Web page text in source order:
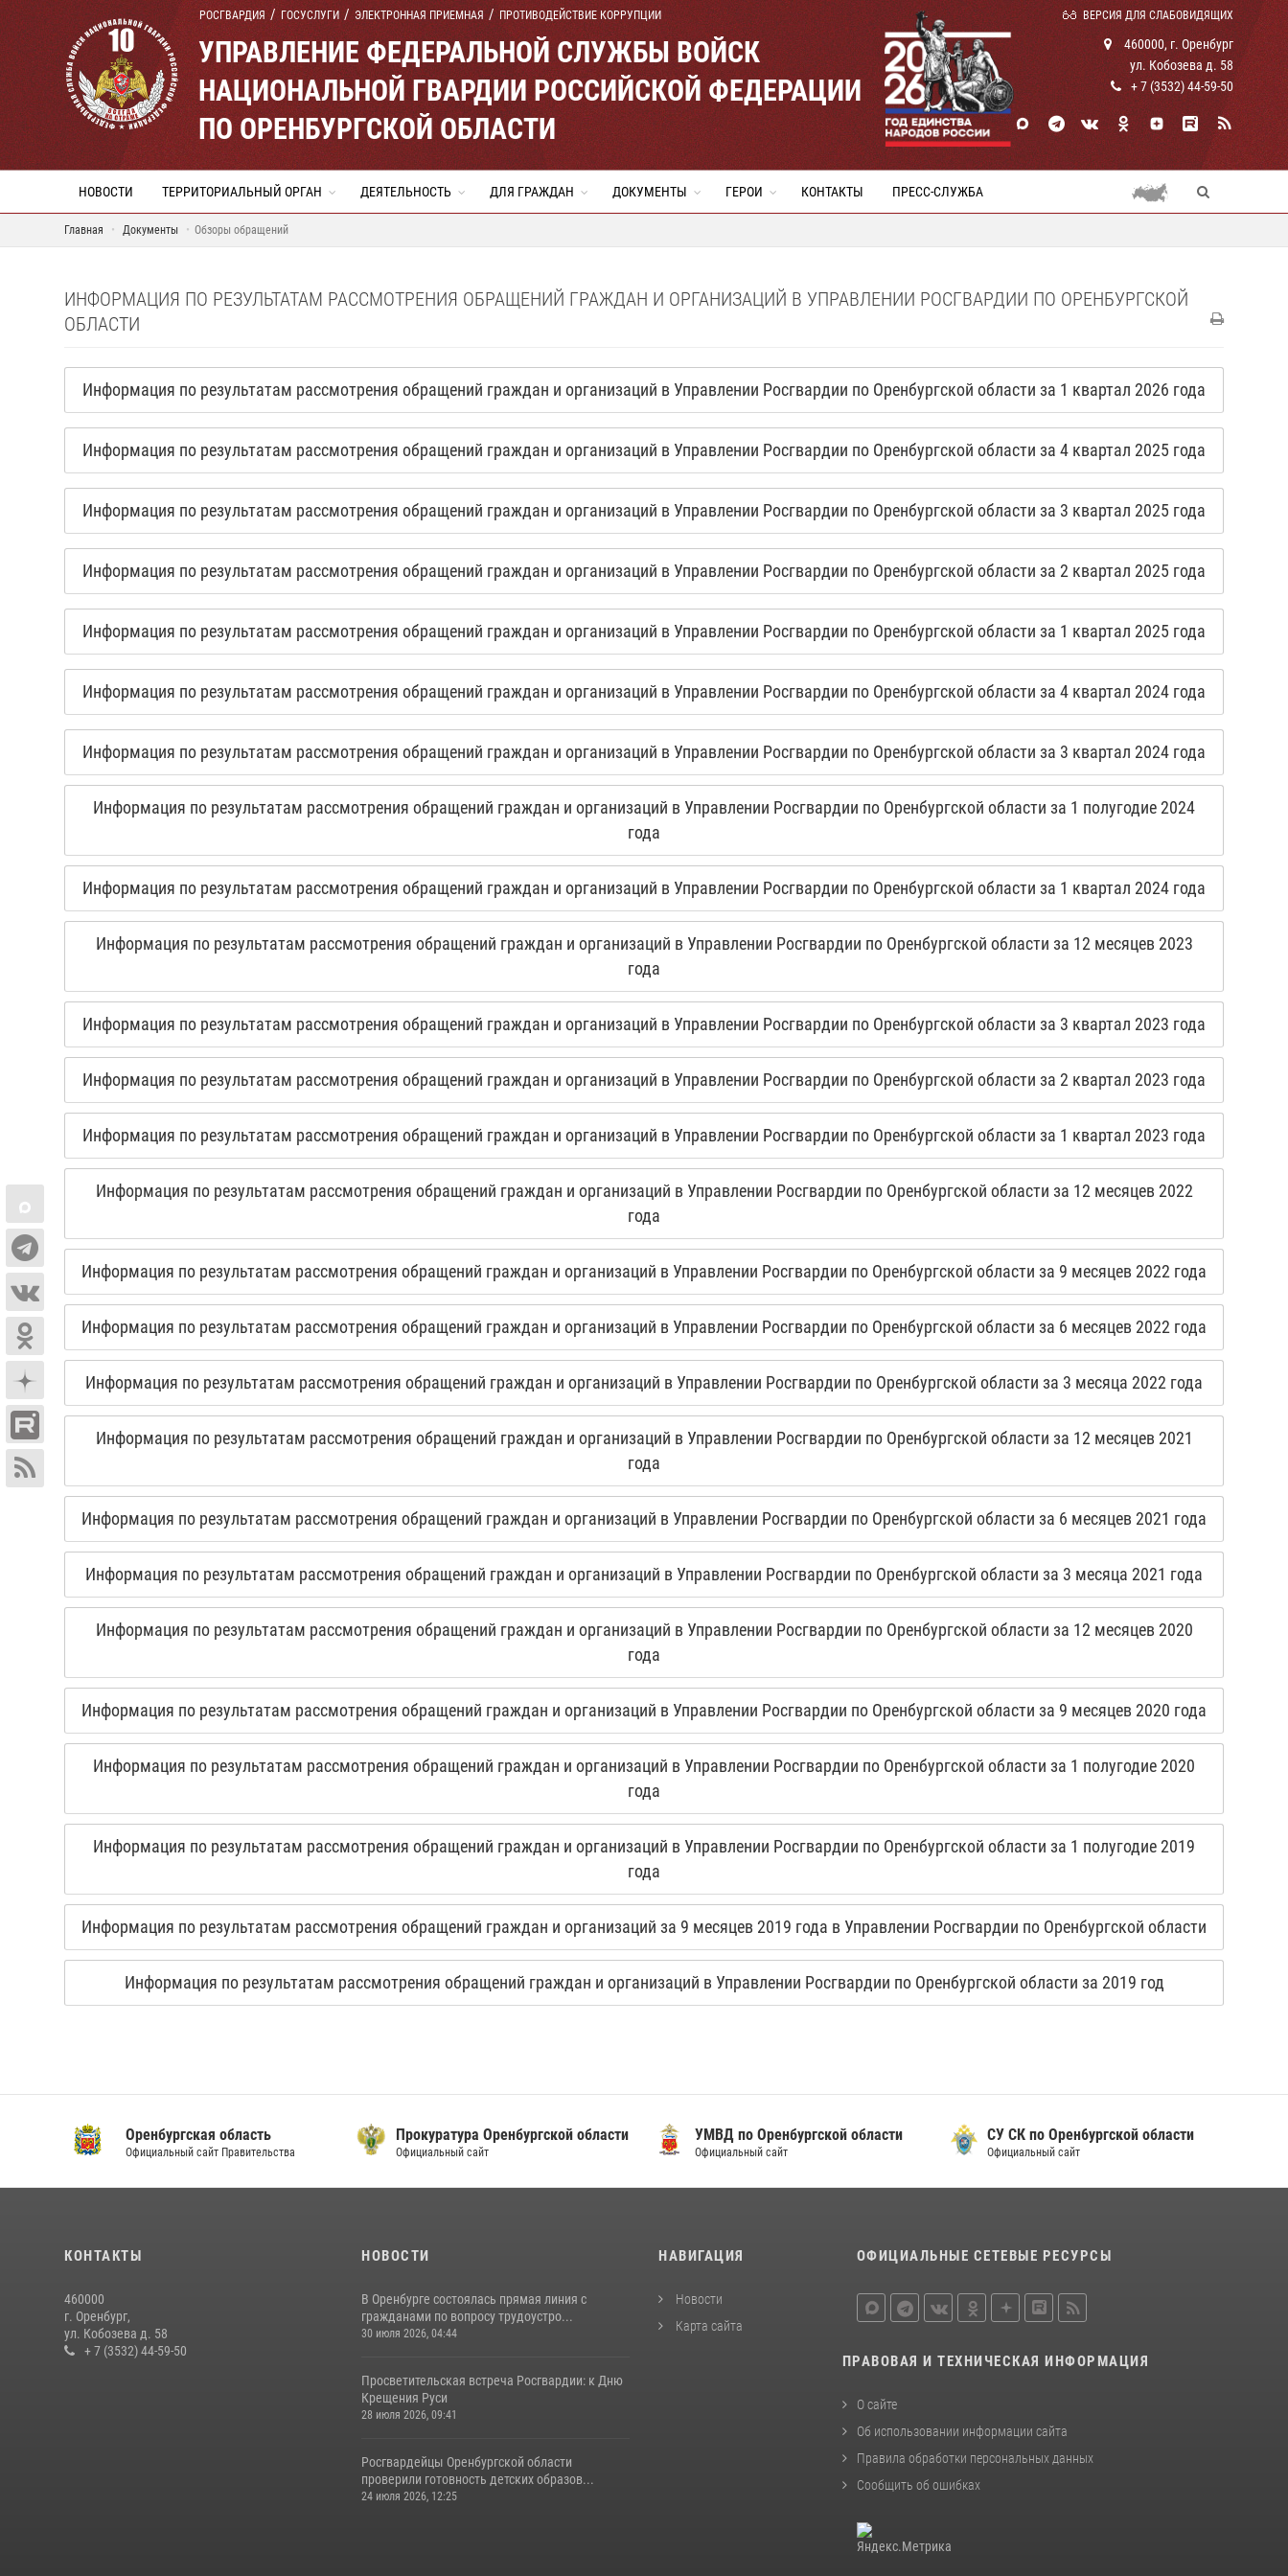
РОСГВАРДИЯ ГОСУСЛУГИ ЭЛЕКТРОННАЯ ПРИЕМНАЯ ПРОТИВОДЕЙСТВИЕ КОРРУПЦИИ ВЕРСИЯ ДЛЯ СЛАБОВИДЯЩИХ
УПРАВЛЕНИЕ ФЕДЕРАЛЬНОЙ СЛУЖБЫ ВОЙСК
НАЦИОНАЛЬНОЙ ГВАРДИИ РОССИЙСКОЙ ФЕДЕРАЦИИ
ПО ОРЕНБУРГСКОЙ ОБЛАСТИ
460000, г. Оренбург
ул. Кобозева д. 58
+ 7 (3532) 44-59-50
НОВОСТИ ТЕРРИТОРИАЛЬНЫЙ ОРГАН ДЕЯТЕЛЬНОСТЬ ДЛЯ ГРАЖДАН ДОКУМЕНТЫ ГЕРОИ КОНТАКТЫ ПРЕСС-СЛУЖБА
Главная Документы Обзоры обращений
ИНФОРМАЦИЯ ПО РЕЗУЛЬТАТАМ РАССМОТРЕНИЯ ОБРАЩЕНИЙ ГРАЖДАН И ОРГАНИЗАЦИЙ В УПРАВЛЕНИИ РОСГВАРДИИ ПО ОРЕНБУРГСКОЙ
ОБЛАСТИ
Информация по результатам рассмотрения обращений граждан и организаций в Управлении Росгвардии по Оренбургской области за 1 квартал 2026 года
Информация по результатам рассмотрения обращений граждан и организаций в Управлении Росгвардии по Оренбургской области за 4 квартал 2025 года
Информация по результатам рассмотрения обращений граждан и организаций в Управлении Росгвардии по Оренбургской области за 3 квартал 2025 года
Информация по результатам рассмотрения обращений граждан и организаций в Управлении Росгвардии по Оренбургской области за 2 квартал 2025 года
Информация по результатам рассмотрения обращений граждан и организаций в Управлении Росгвардии по Оренбургской области за 1 квартал 2025 года
Информация по результатам рассмотрения обращений граждан и организаций в Управлении Росгвардии по Оренбургской области за 4 квартал 2024 года
Информация по результатам рассмотрения обращений граждан и организаций в Управлении Росгвардии по Оренбургской области за 3 квартал 2024 года
Информация по результатам рассмотрения обращений граждан и организаций в Управлении Росгвардии по Оренбургской области за 1 полугодие 2024
года
Информация по результатам рассмотрения обращений граждан и организаций в Управлении Росгвардии по Оренбургской области за 1 квартал 2024 года
Информация по результатам рассмотрения обращений граждан и организаций в Управлении Росгвардии по Оренбургской области за 12 месяцев 2023
года
Информация по результатам рассмотрения обращений граждан и организаций в Управлении Росгвардии по Оренбургской области за 3 квартал 2023 года
Информация по результатам рассмотрения обращений граждан и организаций в Управлении Росгвардии по Оренбургской области за 2 квартал 2023 года
Информация по результатам рассмотрения обращений граждан и организаций в Управлении Росгвардии по Оренбургской области за 1 квартал 2023 года
Информация по результатам рассмотрения обращений граждан и организаций в Управлении Росгвардии по Оренбургской области за 12 месяцев 2022
года
Информация по результатам рассмотрения обращений граждан и организаций в Управлении Росгвардии по Оренбургской области за 9 месяцев 2022 года
Информация по результатам рассмотрения обращений граждан и организаций в Управлении Росгвардии по Оренбургской области за 6 месяцев 2022 года
Информация по результатам рассмотрения обращений граждан и организаций в Управлении Росгвардии по Оренбургской области за 3 месяца 2022 года
Информация по результатам рассмотрения обращений граждан и организаций в Управлении Росгвардии по Оренбургской области за 12 месяцев 2021
года
Информация по результатам рассмотрения обращений граждан и организаций в Управлении Росгвардии по Оренбургской области за 6 месяцев 2021 года
Информация по результатам рассмотрения обращений граждан и организаций в Управлении Росгвардии по Оренбургской области за 3 месяца 2021 года
Информация по результатам рассмотрения обращений граждан и организаций в Управлении Росгвардии по Оренбургской области за 12 месяцев 2020
года
Информация по результатам рассмотрения обращений граждан и организаций в Управлении Росгвардии по Оренбургской области за 9 месяцев 2020 года
Информация по результатам рассмотрения обращений граждан и организаций в Управлении Росгвардии по Оренбургской области за 1 полугодие 2020
года
Информация по результатам рассмотрения обращений граждан и организаций в Управлении Росгвардии по Оренбургской области за 1 полугодие 2019
года
Информация по результатам рассмотрения обращений граждан и организаций за 9 месяцев 2019 года в Управлении Росгвардии по Оренбургской области
Информация по результатам рассмотрения обращений граждан и организаций в Управлении Росгвардии по Оренбургской области за 2019 год
Оренбургская область
Официальный сайт Правительства
Прокуратура Оренбургской области
Официальный сайт
УМВД по Оренбургской области
Официальный сайт
СУ СК по Орен6ургской области
Официальный сайт
КОНТАКТЫ
460000
г. Оренбург,
ул. Кобозева д. 58
+ 7 (3532) 44-59-50
НОВОСТИ
В Оренбурге состоялась прямая линия с
гражданами по вопросу трудоустро...
30 июля 2026, 04:44
Просветительская встреча Росгвардии: к Дню
Крещения Руси
28 июля 2026, 09:41
Росгвардейцы Оренбургской области
проверили готовность детских образов...
24 июля 2026, 12:25
НАВИГАЦИЯ
Новости
Карта сайта
ОФИЦИАЛЬНЫЕ СЕТЕВЫЕ РЕСУРСЫ
ПРАВОВАЯ И ТЕХНИЧЕСКАЯ ИНФОРМАЦИЯ
О сайте
Об использовании информации сайта
Правила обработки персональных данных
Сообщить об ошибках